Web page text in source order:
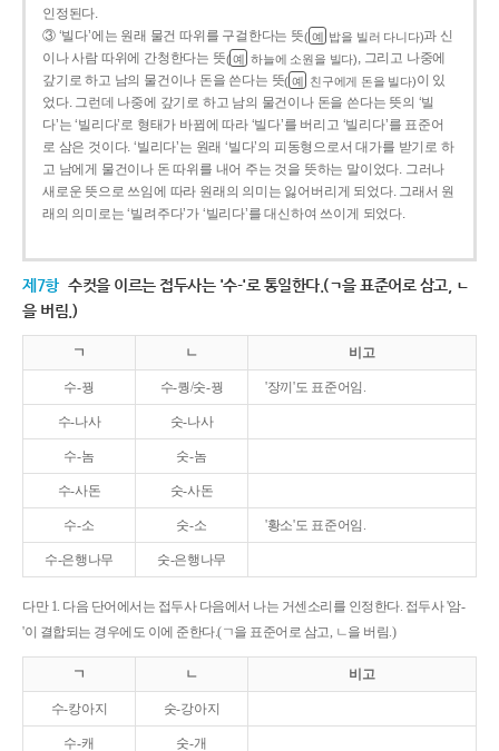
인정된다.
③ ‘빌다’에는 원래 물건 따위를 구걸한다는 뜻( 예 밥을 빌러 다니다)과 신
이나 사람 따위에 간청한다는 뜻( 예 하늘에 소원을 빌다), 그리고 나중에
갚기로 하고 남의 물건이나 돈을 쓴다는 뜻( 예 친구에게 돈을 빌다)이 있
었다. 그런데 나중에 갚기로 하고 남의 물건이나 돈을 쓴다는 뜻의 ‘빌
다’는 ‘빌리다’로 형태가 바뀜에 따라 ‘빌다’를 버리고 ‘빌리다’를 표준어
로 삼은 것이다. ‘빌리다’는 원래 ‘빌다’의 피동형으로서 대가를 받기로 하
고 남에게 물건이나 돈 따위를 내어 주는 것을 뜻하는 말이었다. 그러나
새로운 뜻으로 쓰임에 따라 원래의 의미는 잃어버리게 되었다. 그래서 원
래의 의미로는 ‘빌려주다’가 ‘빌리다’를 대신하여 쓰이게 되었다.
제7항 수컷을 이르는 접두사는 '수-'로 통일한다.(ㄱ을 표준어로 삼고, ㄴ
을 버림.)
ㄱ ㄴ 비고
수-꿩 수-퀑/숫-꿩 '장끼'도 표준어임.
수-나사 숫-나사
수-놈 숫-놈
수-사돈 숫-사돈
수-소 숫-소 '황소'도 표준어임.
수-은행나무 숫-은행나무
다만 1. 다음 단어에서는 접두사 다음에서 나는 거센소리를 인정한다. 접두사 '암-
'이 결합되는 경우에도 이에 준한다.(ㄱ을 표준어로 삼고, ㄴ을 버림.)
ㄱ ㄴ 비고
수-캉아지 숫-강아지
수-캐 숫-개